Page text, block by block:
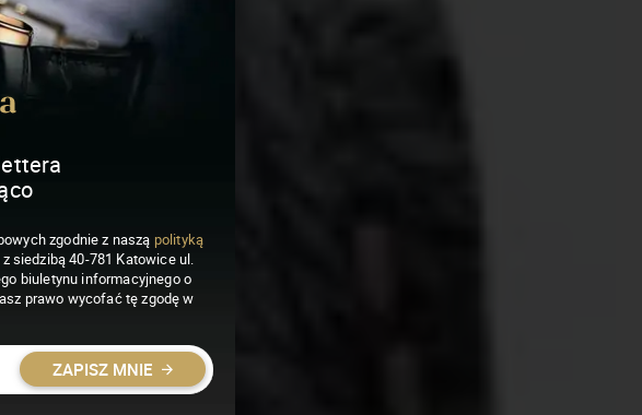
zgodnie z naszą polityką
siedzibą 40-781 Katowice ul.
biuletynu informacyjnego o
prawo wycofać tę zgodę w
ZAPISZ MNIE